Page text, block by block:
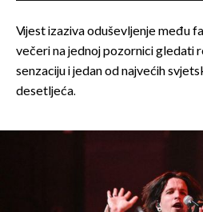
Vijest izaziva oduševljenje među
večeri na jednoj pozornici gledati
senzaciju i jedan od najvećih
desetljeća.